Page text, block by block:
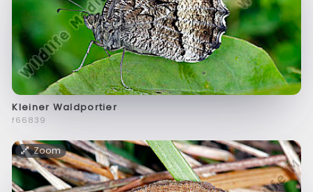
Kleiner Waldportier
f66839
Zoom